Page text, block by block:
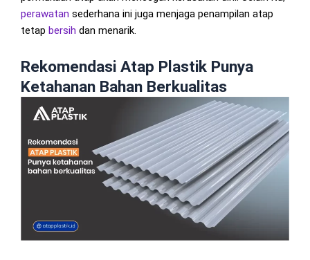
perawatan sederhana ini juga menjaga penampilan atap
tetap bersih dan menarik.
Rekomendasi Atap Plastik Punya
Ketahanan Bahan Berkualitas